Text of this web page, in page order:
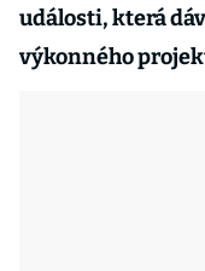
události, která
výkonného